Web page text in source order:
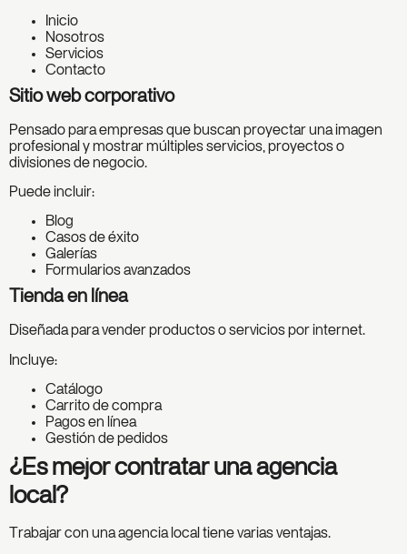
Inicio
Nosotros
Servicios
Contacto
Sitio web corporativo
Pensado para empresas que buscan proyectar una imagen
profesional y mostrar múltiples servicios, proyectos o
divisiones de negocio.
Puede incluir:
Blog
Casos de éxito
Galerías
Formularios avanzados
Tienda en línea
Diseñada para vender productos o servicios por internet.
Incluye:
Catálogo
Carrito de compra
Pagos en línea
Gestión de pedidos
¿Es mejor contratar una agencia
local?
Trabajar con una agencia local tiene varias ventajas.